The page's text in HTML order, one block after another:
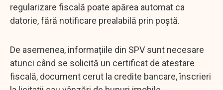
regularizare fiscală poate apărea automat ca
datorie, fără notificare prealabilă prin poștă.
De asemenea, informațiile din SPV sunt necesare
atunci când se solicită un certificat de atestare
fiscală, document cerut la credite bancare, înscrieri